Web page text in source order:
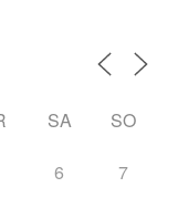
SA SO
6 7